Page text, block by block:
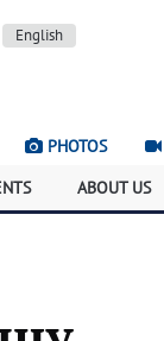
English
PHOTOS
ABOUT US